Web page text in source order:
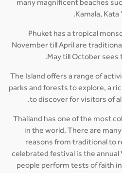
many magnificent beaches
Kamala,
Phuket has a tropical
November till April are
May till October
The Island offers a range of
parks and forests to explore, a
to discover for visitors of
Thailand has one of the most
in the world. There are
reasons from traditional
celebrated festival is the
people perform tests of